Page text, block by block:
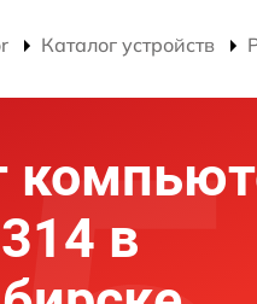
Каталог устройств
в